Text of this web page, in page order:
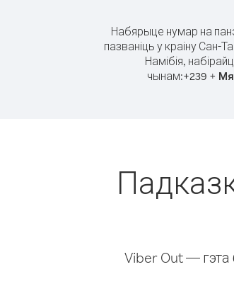
Набярыце нумар на
пазваніць у краіну Сан-
Намібія,
чынам:+239 +
Viber Out — гэта